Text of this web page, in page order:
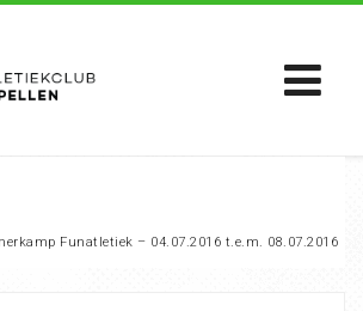
Funatletiek – 04.07.2016 t.e.m. 08.07.2016